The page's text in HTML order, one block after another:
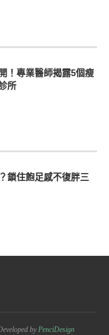
！專業醫師揭露5個瘦
所
鎖住飽足感不復胖三
byPenciDesign